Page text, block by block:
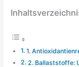
1.
2. Ballaststoffe: